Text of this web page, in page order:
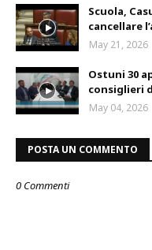
Scuola,
cancellare
May 21, 2026
Ostuni 30
consiglieri
May 04, 2026
POSTA UN COMMENTO
0 Commenti